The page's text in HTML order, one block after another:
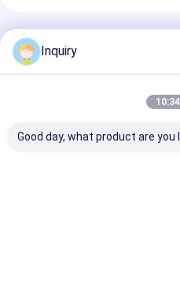
अनुशंसित उत्पाद
Inquiry
Good day, what product are you